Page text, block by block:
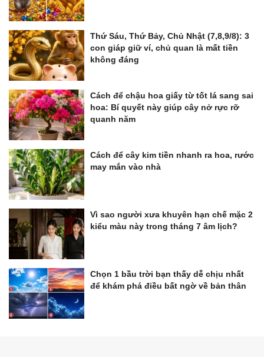
Thứ Sáu, Thứ Bảy, Chủ Nhật (7,8,9/8): 3
con giáp giữ ví, chủ quan là mất tiền
không đáng
Cách để chậu hoa giấy từ tốt lá sang sai
hoa: Bí quyết này giúp cây nở rực rỡ
quanh năm
Cách để cây kim tiền nhanh ra hoa, rước
may mắn vào nhà
Vì sao người xưa khuyên hạn chế mặc 2
kiểu màu này trong tháng 7 âm lịch?
Chọn 1 bầu trời bạn thấy dễ chịu nhất
để khám phá điều bất ngờ về bản thân